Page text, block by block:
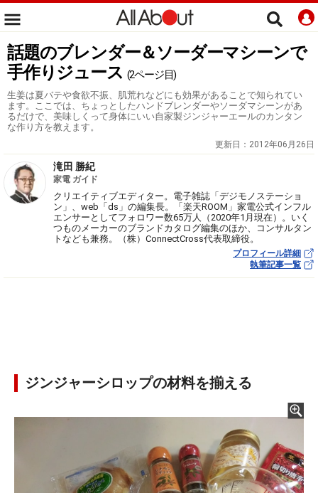
話題のブレンダー＆ソーダーマシーンで
手作りジュース (2ページ目)
生姜は夏バテや食欲不振、肌荒れなどにも効果があることで知られてい
ます。ここでは、ちょっとしたハンドブレンダーやソーダマシーンがあ
るだけで、美味しくって身体にいい自家製ジンジャーエールのカンタン
な作り方を教えます。
更新日： 2012年06月26日
滝田 勝紀
家電 ガイド
クリエイティブエディター。電子雑誌「デジモノステーショ
ン」、web「ds」の編集長。「楽天ROOM」家電公式インフル
エンサーとしてフォロワー数65万人（2020年1月現在）。いく
つものメーカーのブランドカタログ編集のほか、コンサルタン
トなども兼務。（株）ConnectCross代表取締役。
プロフィール詳細
執筆記事一覧
ジンジャーシロップの材料を揃える